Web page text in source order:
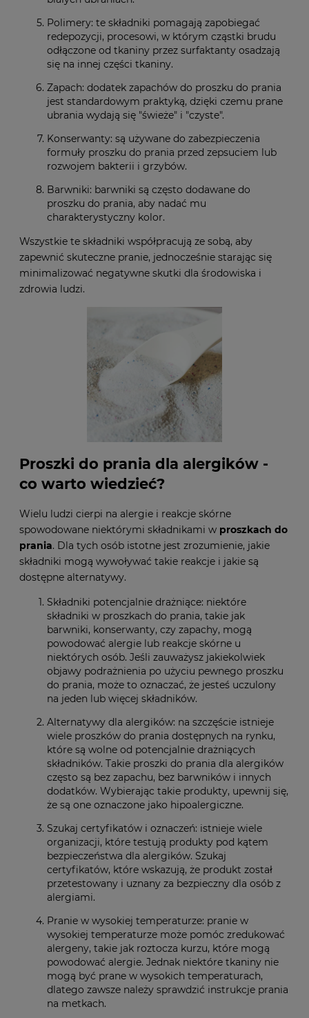
Polimery: te składniki pomagają zapobiegać
redepozycji, procesowi, w którym cząstki brudu
odłączone od tkaniny przez surfaktanty osadzają
się na innej części tkaniny.
Zapach: dodatek zapachów do proszku do prania
jest standardowym praktyką, dzięki czemu prane
ubrania wydają się "świeże" i "czyste".
Konserwanty: są używane do zabezpieczenia
formuły proszku do prania przed zepsuciem lub
rozwojem bakterii i grzybów.
Barwniki: barwniki są często dodawane do
proszku do prania, aby nadać mu
charakterystyczny kolor.
Wszystkie te składniki współpracują ze sobą, aby
zapewnić skuteczne pranie, jednocześnie starając się
minimalizować negatywne skutki dla środowiska i
zdrowia ludzi.
Proszki do prania dla alergików -
co warto wiedzieć?
Wielu ludzi cierpi na alergie i reakcje skórne
spowodowane niektórymi składnikami w proszkach do
prania. Dla tych osób istotne jest zrozumienie, jakie
składniki mogą wywoływać takie reakcje i jakie są
dostępne alternatywy.
Składniki potencjalnie drażniące: niektóre
składniki w proszkach do prania, takie jak
barwniki, konserwanty, czy zapachy, mogą
powodować alergie lub reakcje skórne u
niektórych osób. Jeśli zauważysz jakiekolwiek
objawy podrażnienia po użyciu pewnego proszku
do prania, może to oznaczać, że jesteś uczulony
na jeden lub więcej składników.
Alternatywy dla alergików: na szczęście istnieje
wiele proszków do prania dostępnych na rynku,
które są wolne od potencjalnie drażniących
składników. Takie proszki do prania dla alergików
często są bez zapachu, bez barwników i innych
dodatków. Wybierając takie produkty, upewnij się,
że są one oznaczone jako hipoalergiczne.
Szukaj certyfikatów i oznaczeń: istnieje wiele
organizacji, które testują produkty pod kątem
bezpieczeństwa dla alergików. Szukaj
certyfikatów, które wskazują, że produkt został
przetestowany i uznany za bezpieczny dla osób z
alergiami.
Pranie w wysokiej temperaturze: pranie w
wysokiej temperaturze może pomóc zredukować
alergeny, takie jak roztocza kurzu, które mogą
powodować alergie. Jednak niektóre tkaniny nie
mogą być prane w wysokich temperaturach,
dlatego zawsze należy sprawdzić instrukcje prania
na metkach.